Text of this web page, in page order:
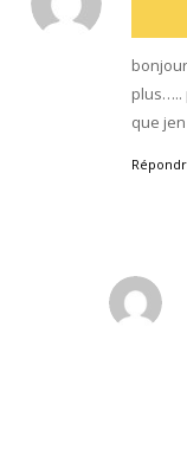
:
plus…..
que jen